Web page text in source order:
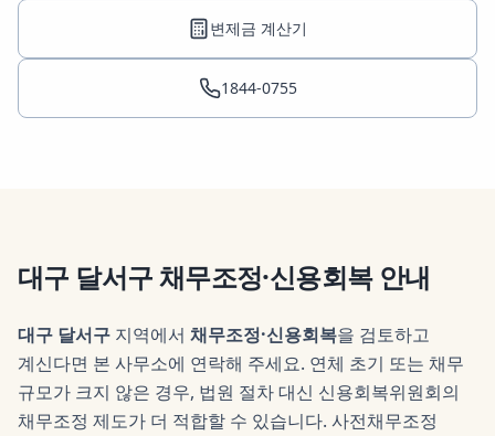
변제금 계산기
1844-0755
대구 달서구채무조정·신용회복안내
대구 달서구 지역에서 채무조정·신용회복을 검토하고
계신다면 본 사무소에 연락해 주세요. 연체 초기 또는 채무
규모가 크지 않은 경우, 법원 절차 대신 신용회복위원회의
채무조정 제도가 더 적합할 수 있습니다. 사전채무조정